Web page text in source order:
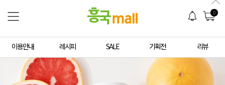
0
이용안내 레시피 SALE 기획전 리뷰